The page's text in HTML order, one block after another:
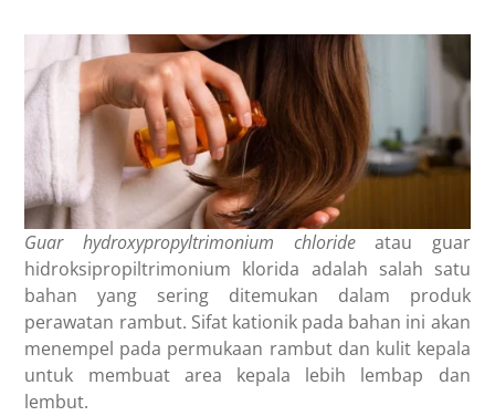
Guar hydroxypropyltrimonium chlorideatau guar
hidroksipropiltrimonium klorida adalah salah satu
bahan yang sering ditemukan dalam produk
perawatan rambut. Sifat kationik pada bahan ini akan
menempel pada permukaan rambut dan kulit kepala
untuk membuat area kepala lebih lembap dan
lembut.